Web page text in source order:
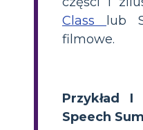
Class
lub
filmowe.
Przykład
Speech